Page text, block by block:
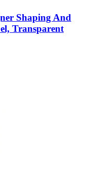
Shaping And
Transparent